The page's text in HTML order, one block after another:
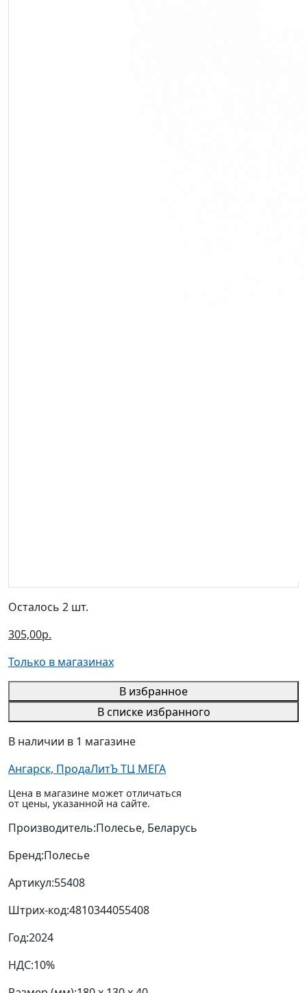
Осталось 2 шт.
305,00р.
Только в магазинах
В избранное
В списке избранного
В наличии в 1 магазине
Ангарск, ПродаЛитЪ ТЦ МЕГА
Цена в магазине может отличаться
от цены, указанной на сайте.
Производитель:Полесье, Беларусь
Бренд:Полесье
Артикул:55408
Штрих-код:4810344055408
Год:2024
НДС:10%